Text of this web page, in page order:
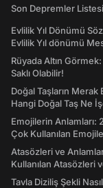
Son Depremler Listesi
Evlilik Yıl Dönümü
Evlilik Yıl dönümü
Rüyada Altın
Saklı Olabilir!
Doğal Taşların
Hangi Doğal Taş Ne
Emojilerin Anlamları:
Çok Kullanılan
Atasözleri ve
Kullanılan Atasözleri
Tavla Diziliş Şekli